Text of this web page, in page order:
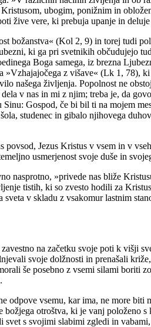
ubogim, ponižnim in
žive vere, ki prebuja upanje in
božanstva« (Kol 2, 9) in torej tudi
ki ga pri svetnikih občudujejo
Boga samega, iz brezna
»Vzhajajočega z višave« (Lk 1, 78),
našega življenja. Popolnost ne
v nas in mi z njim; treba je, da
Gospod, če bi bil ti na mojem
studenec in gibalo njihovega
povsod, Jezus Kristus v vsem in v
usmerjenost svoje duše in
nasprotno, »privede nas bliže
tistih, ki so zvesto hodili za
v skladu z vsakomur lastnim
na začetku svoje poti k višji
svoje dolžnosti in prenašali
še posebno z vsemi silami boriti
odpove vsemu, kar ima, ne more
otroštva, ki je vanj položeno s
s svojimi slabimi zgledi in